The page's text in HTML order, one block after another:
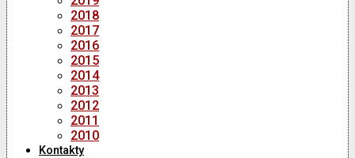
2018
2017
2016
2015
2014
2013
2012
2011
2010
Kontakty